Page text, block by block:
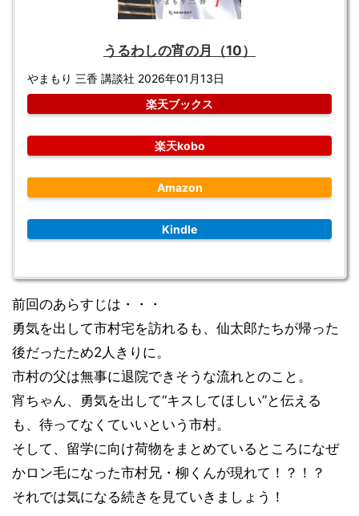
うるわしの宵の月（10）
やまもり 三香 講談社 2026年01月13日
楽天ブックス
楽天kobo
Amazon
Kindle
前回のあらすじは・・・
勇気を出して市村宅を訪れるも、仙太郎たちが帰った
後だったため2人きりに。
市村の父は無事に退院できそうな流れとのこと。
宵ちゃん、勇気を出して“キスしてほしい”と伝える
も、 待ってなくていいという市村。
そして、留学に向け荷物をまとめているところになぜ
かロン毛になった市村兄・柳くんが現れて！？！？
それでは気になる続きを見ていきましょう！